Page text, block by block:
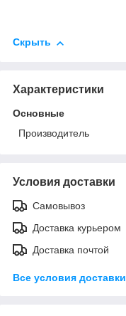
Скрыть
Характеристики
Основные
Производитель
Условия доставки
Самовывоз
Доставка курьером
Доставка почтой
Все условия доставки